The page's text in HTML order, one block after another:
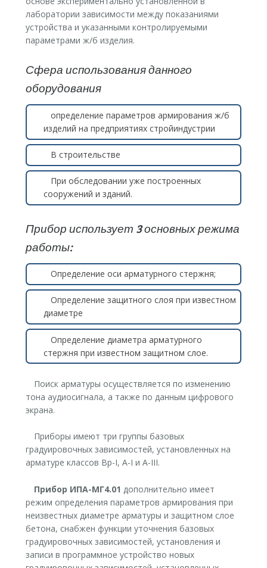
лаборатории зависимости между показаниями
устройства и указанными контролируемыми
параметрами ж/б изделия.
Сфера использования данного
оборудования
определение параметров армирования ж/б
изделий на предприятиях стройиндустрии
В строительстве
При обследовании уже построенных
сооружений и зданий.
Прибор использует 3 основных режима
работы:
Определение оси арматурного стержня;
Определение защитного слоя при известном
диаметре
Определение диаметра арматурного
стержня при известном защитном слое.
Поиск арматуры осуществляется по изменению
тона аудиосигнала, а также по данным цифрового
экрана.
Приборы имеют три группы базовых
градуировочных зависимостей, установленных на
арматуре классов Вр-I, A-I и A-III.
Прибор ИПА-МГ4.01 дополнительно имеет
режим определения параметров армирования при
неизвестных диаметре арматуры и защитном слое
бетона, снабжен функции уточнения базовых
градуировочных зависимостей, установления и
записи в программное устройство новых